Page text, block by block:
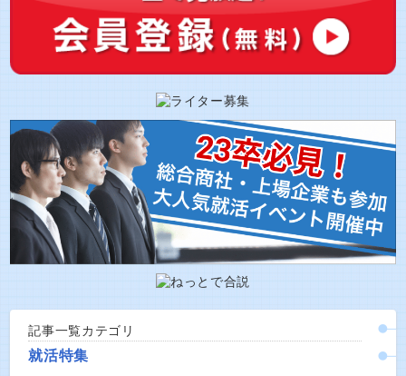
記事一覧カテゴリ
就活特集